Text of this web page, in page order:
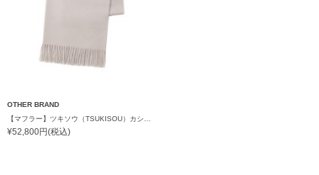
OTHER BRAND
¥52,800円(税込)